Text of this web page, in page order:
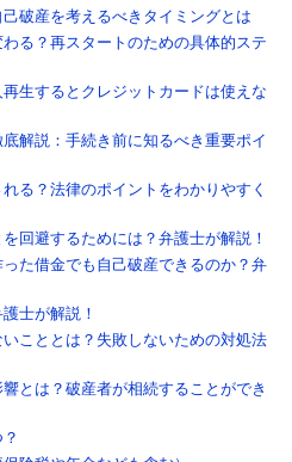
破産を考えるべきタイミングとは
る？再スタートのための具体的ステ
再生するとクレジットカードは使えな
解説：手続き前に知るべき重要ポイ
る？法律のポイントをわかりやすく
回避するためには？弁護士が解説！
た借金でも自己破産できるのか？弁
士が解説！
こととは？失敗しないための対処法
とは？破産者が相続することができ